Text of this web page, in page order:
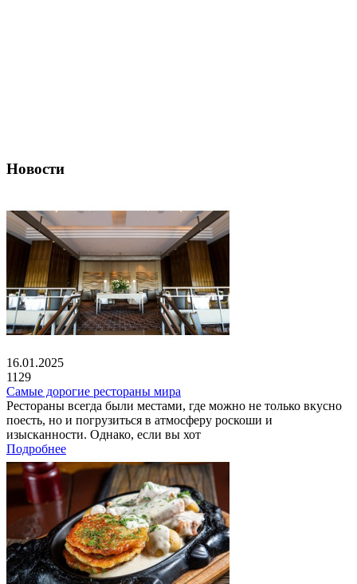
Новости
16.01.2025
1129
Самые дорогие рестораны мира
Рестораны всегда были местами, где можно не только вкусно
поесть, но и погрузиться в атмосферу роскоши и
изысканности. Однако, если вы хот
Подробнее